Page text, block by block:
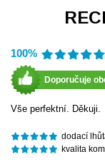
100%
Doporučuje
Vše perfektní. Děkuji.
dodací
kvalita